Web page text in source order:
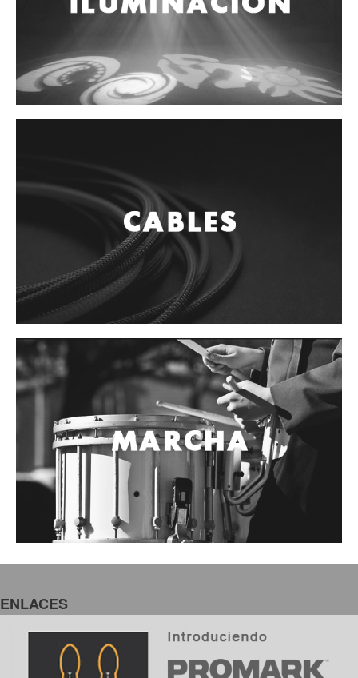
Accesorios
Cuerdas
Guitarra Electrica
Otros instrumentos de arco
Otros instrumentos de Cuerdas
ENLACES